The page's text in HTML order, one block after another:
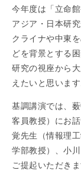
今年度は「立命
アジア・日本研
クライナや中東
どを背景とする
研究の視座から
えたいと思います
基調講演では、
客員教授）にお
覚先生（情報理
学部教授）、小
ご提起いただき